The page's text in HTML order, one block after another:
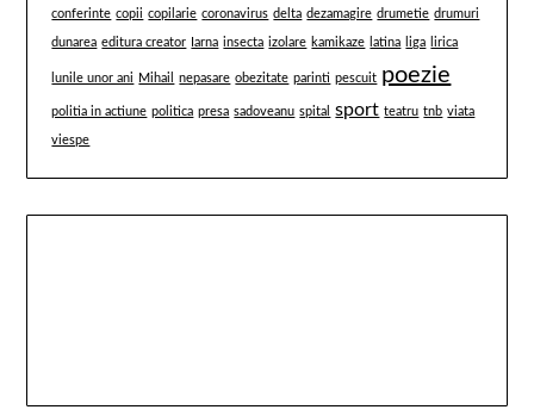
conferinte copii copilarie coronavirus delta dezamagire drumetie drumuri
dunarea editura creator Iarna insecta izolare kamikaze latina liga lirica
lunile unor ani Mihail nepasare obezitate parinti pescuit poezie
politia in actiune politica presa sadoveanu spital sport teatru tnb viata
viespe